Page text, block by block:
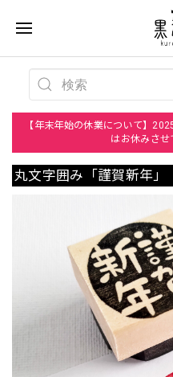
【年末年始の休業について】
はお休みさせ
丸文字囲み「謹賀新年」